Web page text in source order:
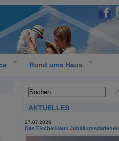
Rund ums Haus
AKTUELLES
27.07.2026
Das FischerHaus Jubiläumsdarlehen